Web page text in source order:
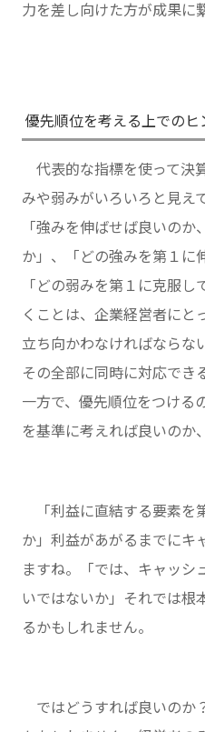
力を差し向けた方が成果に
優先順位を考える上でのヒ
代表的な指標を使って決
みや弱みがいろいろと見え
「強みを伸ばせば良いの
か」、「どの強みを第１に
「どの弱みを第１に克服
くことは、企業経営者にと
立ち向かわなければならな
その全部に同時に対応で
一方で、優先順位をつける
を基準に考えれば良いのか
「利益に直結する要素を
か」利益があがるまでにキ
ますね。「では、キャッシ
いではないか」それでは根
るかもしれません。
ではどうすれば良いのか